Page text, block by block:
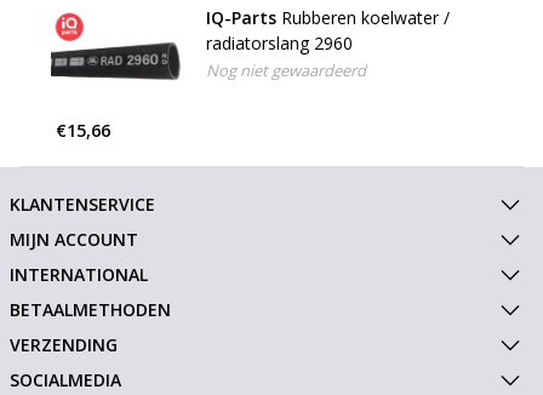
IQ-Parts Rubberen koelwater /
radiatorslang 2960
Nog niet gewaardeerd
€15,66
KLANTENSERVICE
MIJN ACCOUNT
INTERNATIONAL
BETAALMETHODEN
VERZENDING
SOCIALMEDIA